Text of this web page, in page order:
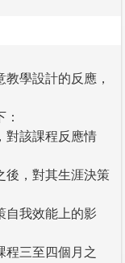
學設計的反應，
對該課程反應情
後，對其生涯決策
自我效能上的影
程三至四個月之